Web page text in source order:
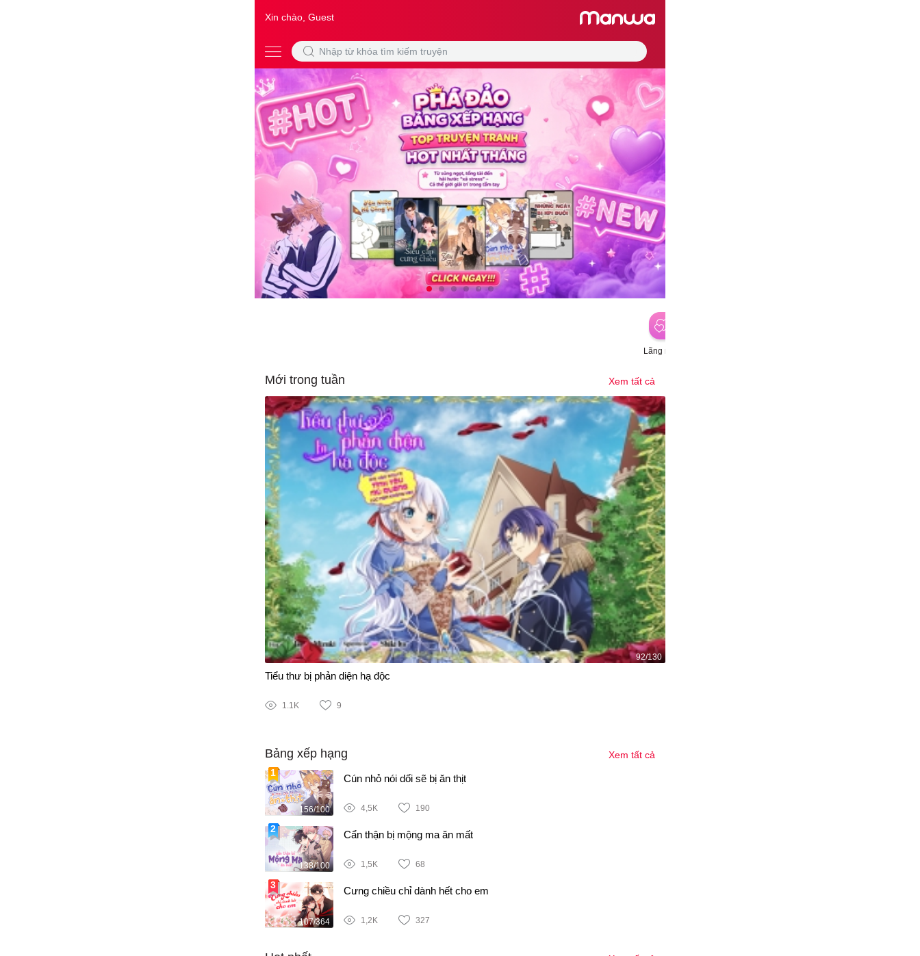
Xin chào, Guest
Lãng mạn
Mới trong tuần Xem tất cả
92/130
Tiểu thư bị phản diện hạ độc
1.1K 9
Bảng xếp hạng Xem tất cả
156/100
Cún nhỏ nói dối sẽ bị ăn thịt
4,5K 190
138/100
Cẩn thận bị mộng ma ăn mất
1,5K 68
107/364
Cưng chiều chỉ dành hết cho em
1,2K 327